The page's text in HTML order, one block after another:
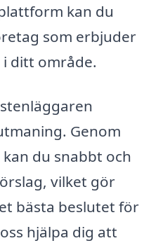
kan du
som erbjuder
ditt område.
Genom
du snabbt och
vilket gör
bästa beslutet för
hjälpa dig att